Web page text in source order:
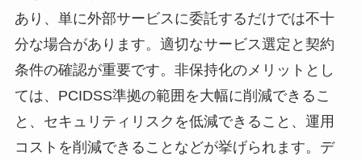
あり、単に外部サービスに委託するだけでは不十
分な場合があります。適切なサービス選定と契約
条件の確認が重要です。非保持化のメリットとし
ては、PCIDSS準拠の範囲を大幅に削減できるこ
と、セキュリティリスクを低減できること、運用
コストを削減できることなどが挙げられます。デ